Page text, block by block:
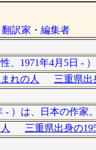
訳家・編集者
、1971年4月5日 -
れの人
三重県出
）は、日本の作家
三重県出身の